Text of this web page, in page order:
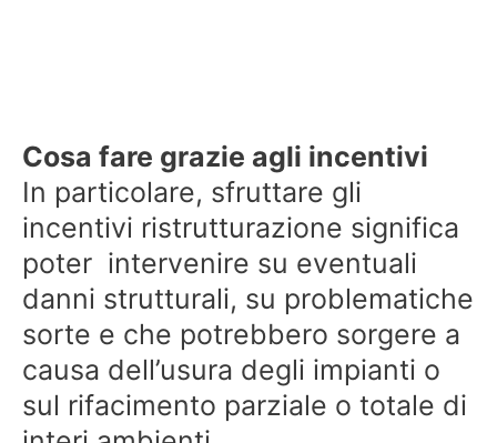
Cosa fare grazie agli incentivi
In particolare, sfruttare gli
incentivi ristrutturazione significa
poter intervenire su eventuali
danni strutturali, su problematiche
sorte e che potrebbero sorgere a
causa dell’usura degli impianti o
sul rifacimento parziale o totale di